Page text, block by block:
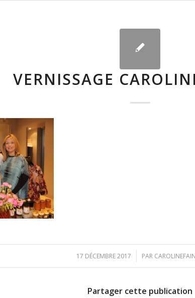
VERNISSAGE
17 DÉCEMBRE 2017
/ PAR
Partager cette publication